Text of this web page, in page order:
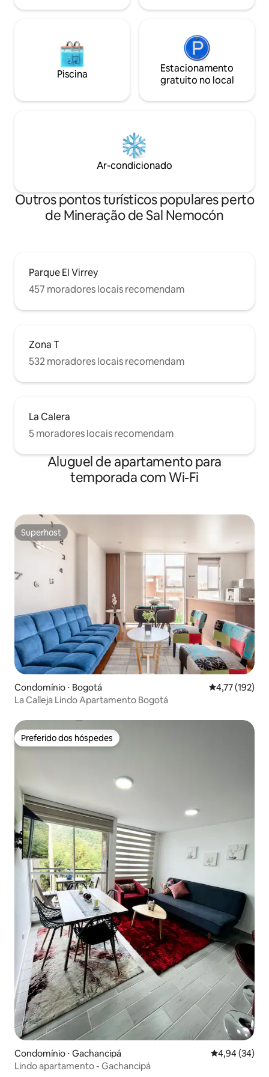
Piscina
Estacionamento
gratuito no local
Ar-condicionado
Outros pontos turísticos populares perto
de Mineração de Sal Nemocón
Parque El Virrey
457 moradores locais recomendam
Zona T
532 moradores locais recomendam
La Calera
5 moradores locais recomendam
Aluguel de apartamento para
temporada com Wi-Fi
Superhost
Superhost
Condomínio ⋅ Bogotá 4,77 de uma
4,77 (192)
La Calleja Lindo Apartamento Bogotá
Preferido dos hóspedes
Preferido dos hóspedes
Condomínio ⋅ Gachancipá 4,94 de uma
4,94 (34)
Lindo apartamento - Gachancipá